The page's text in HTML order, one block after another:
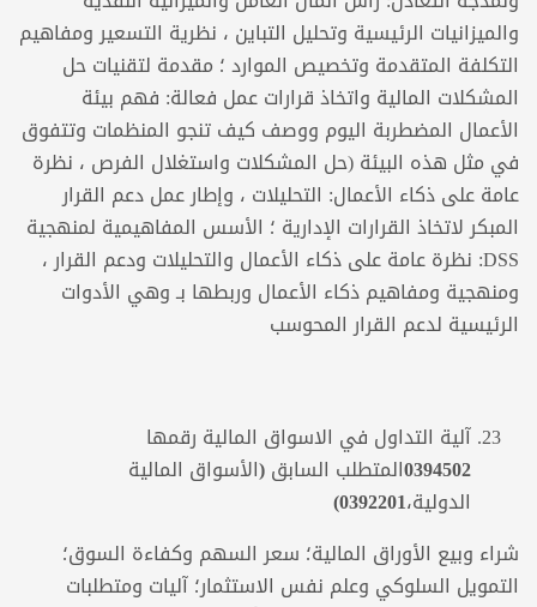
والميزانيات الرئيسية وتحليل التباين ، نظرية التسعير ومفاهيم
التكلفة المتقدمة وتخصيص الموارد ؛ مقدمة لتقنيات حل
المشكلات المالية واتخاذ قرارات عمل فعالة: فهم بيئة
الأعمال المضطربة اليوم ووصف كيف تنجو المنظمات وتتفوق
في مثل هذه البيئة (حل المشكلات واستغلال الفرص ، نظرة
عامة على ذكاء الأعمال: التحليلات ، وإطار عمل دعم القرار
المبكر لاتخاذ القرارات الإدارية ؛ الأسس المفاهيمية لمنهجية
DSS: نظرة عامة على ذكاء الأعمال والتحليلات ودعم القرار ،
ومنهجية ومفاهيم ذكاء الأعمال وربطها بـ وهي الأدوات
الرئيسية لدعم القرار المحوسب
آلية التداول في الاسواق المالية رقمها
0394502المتطلب السابق (الأسواق المالية
الدولية،0392201)
شراء وبيع الأوراق المالية؛ سعر السهم وكفاءة السوق؛
التمويل السلوكي وعلم نفس الاستثمار؛ آليات ومتطلبات